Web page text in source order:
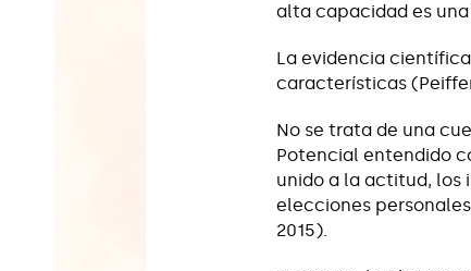
alta capacidad es
La evidencia
características
No se trata de una
Potencial entendido
unido a la actitud, los
elecciones
2015).